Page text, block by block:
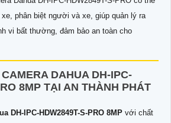
phân biệt người và xe, giúp quản lý ra
vi bất thường, đảm bảo an toàn cho
DAHUA DH-IPC-
8MP TẠI AN THÀNH PHÁT
DH-IPC-HDW2849T-S-PRO 8MP với chất